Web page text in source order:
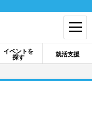
イベントを
探す
就活支援
ログイン